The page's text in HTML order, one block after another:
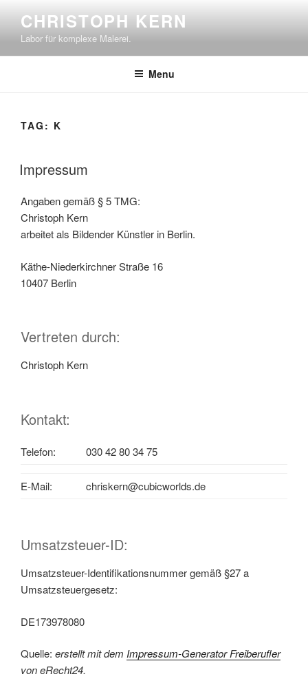
content
CHRISTOPH KERN
Labor für komplexe Malerei.
Menu
TAG: K
Impressum
Angaben gemäß § 5 TMG:
Christoph Kern
arbeitet als Bildender Künstler in Berlin.
Käthe-Niederkirchner Straße 16
10407 Berlin
Vertreten durch:
Christoph Kern
Kontakt:
Telefon: 030 42 80 34 75
E-Mail: chriskern@cubicworlds.de
Umsatzsteuer-ID:
Umsatzsteuer-Identifikationsnummer gemäß §27 a
Umsatzsteuergesetz:
DE173978080
Quelle: erstellt mit dem Impressum-Generator Freiberufler
von eRecht24.